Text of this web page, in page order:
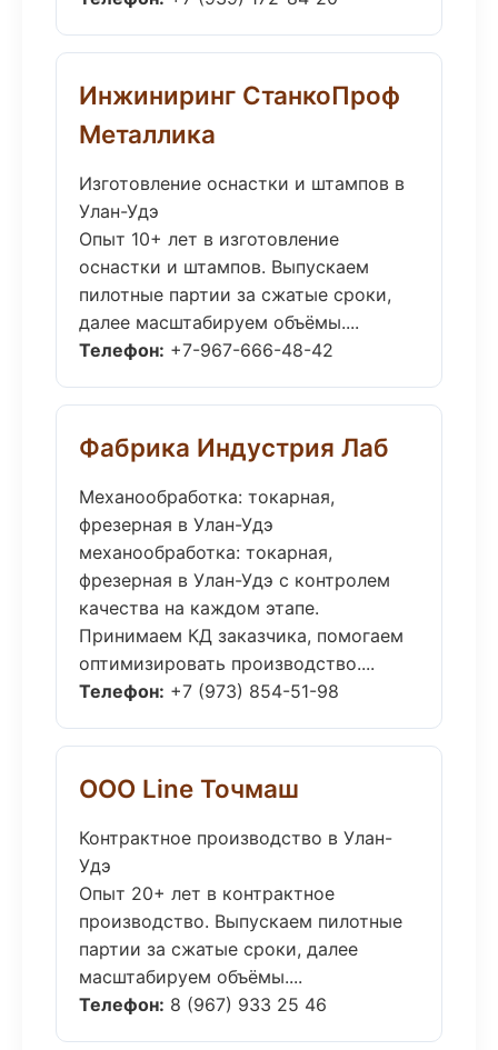
Инжиниринг СтанкоПроф
Металлика
Изготовление оснастки и штампов в
Улан-Удэ
Опыт 10+ лет в изготовление
оснастки и штампов. Выпускаем
пилотные партии за сжатые сроки,
далее масштабируем объёмы....
Телефон: +7-967-666-48-42
Фабрика Индустрия Лаб
Механообработка: токарная,
фрезерная в Улан-Удэ
механообработка: токарная,
фрезерная в Улан-Удэ с контролем
качества на каждом этапе.
Принимаем КД заказчика, помогаем
оптимизировать производство....
Телефон: +7 (973) 854-51-98
ООО Line Точмаш
Контрактное производство в Улан-
Удэ
Опыт 20+ лет в контрактное
производство. Выпускаем пилотные
партии за сжатые сроки, далее
масштабируем объёмы....
Телефон: 8 (967) 933 25 46